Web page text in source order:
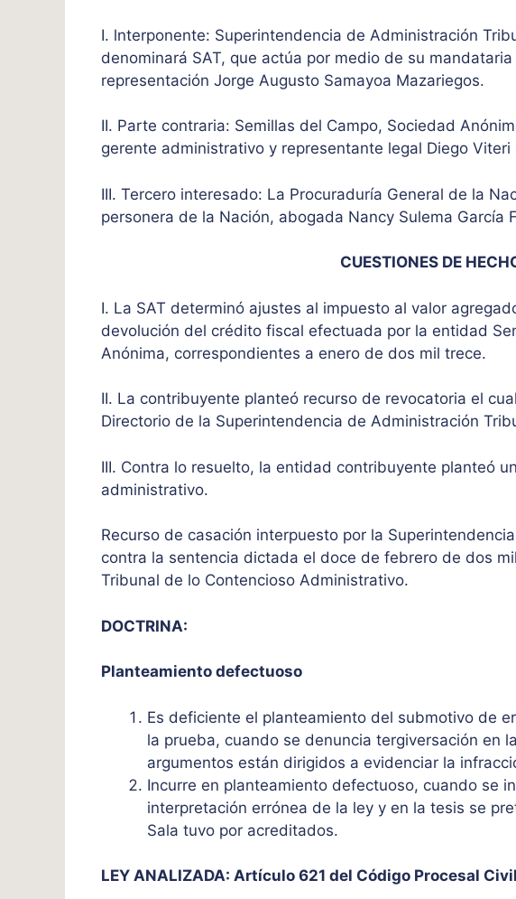
I. lnterponente: Superintendencia de Administración
denominará SAT, que actúa por medio de su
representación Jorge Augusto Samayoa Mazariegos.
II. Parte contraria: Semillas del Campo, Sociedad
gerente administrativo y representante legal Diego Viteri
III. Tercero interesado: La Procuraduría General de la
personera de la Nación, abogada Nancy Sulema García
CUESTIONES DE
I. La SAT determinó ajustes al impuesto al valor
devolución del crédito fiscal efectuada por la entidad
Anónima, correspondientes a enero de dos mil trece.
II. La contribuyente planteó recurso de revocatoria el
Directorio de la Superintendencia de Administración
III. Contra lo resuelto, la entidad contribuyente planteó
administrativo.
Recurso de casación interpuesto por la
contra la sentencia dictada el doce de febrero de dos
Tribunal de lo Contencioso Administrativo.
DOCTRINA:
Planteamiento defectuoso
Es deficiente el planteamiento del submotivo de
la prueba, cuando se denuncia tergiversación en
argumentos están dirigidos a evidenciar la
Incurre en planteamiento defectuoso, cuando se
interpretación errónea de la ley y en la tesis se
Sala tuvo por acreditados.
LEY ANALIZADA: Artículo 621 del Código Procesal